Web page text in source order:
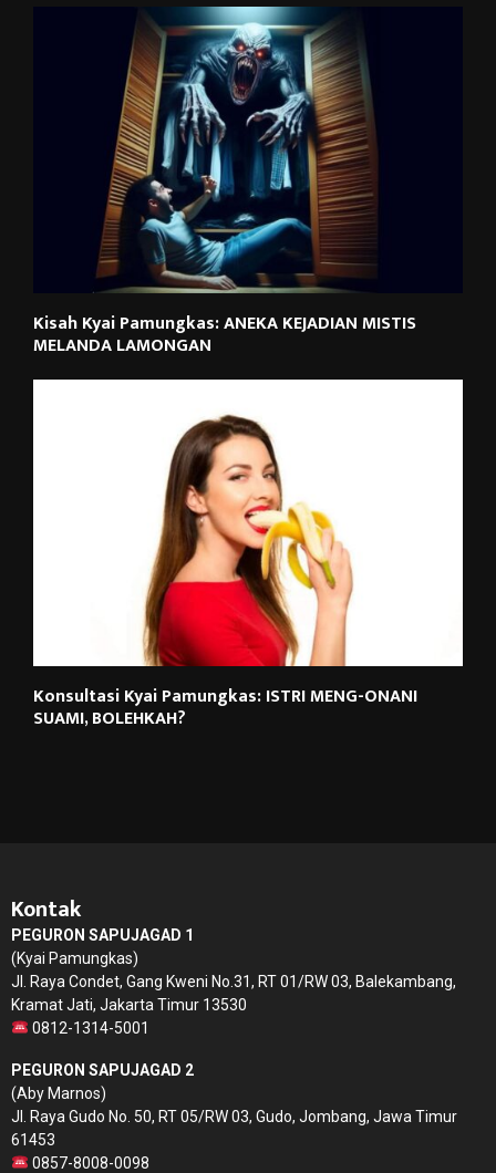
Kisah Kyai Pamungkas: ANEKA KEJADIAN MISTIS
MELANDA LAMONGAN
Konsultasi Kyai Pamungkas: ISTRI MENG-ONANI
SUAMI, BOLEHKAH?
Kontak
PEGURON SAPUJAGAD 1
(Kyai Pamungkas)
Jl. Raya Condet, Gang Kweni No.31, RT 01/RW 03, Balekambang,
Kramat Jati, Jakarta Timur 13530
0812-1314-5001
PEGURON SAPUJAGAD 2
(Aby Marnos)
Jl. Raya Gudo No. 50, RT 05/RW 03, Gudo, Jombang, Jawa Timur
61453
0857-8008-0098